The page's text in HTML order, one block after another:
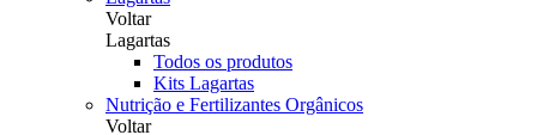
Voltar
Lagartas
Todos os produtos
Kits Lagartas
Nutrição e Fertilizantes Orgânicos
Voltar